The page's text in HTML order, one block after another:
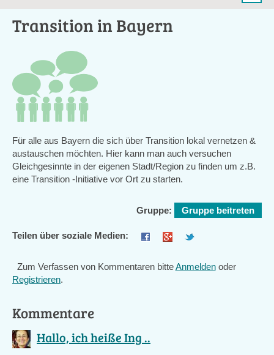
Transition in Bayern
Für alle aus Bayern die sich über Transition lokal vernetzen &
austauschen möchten. Hier kann man auch versuchen
Gleichgesinnte in der eigenen Stadt/Region zu finden um z.B.
eine Transition -Initiative vor Ort zu starten.
Gruppe: Gruppe beitreten
Teilen über soziale Medien:
Zum Verfassen von Kommentaren bitteAnmeldenoder
Registrieren.
Kommentare
Hallo, ich heiße Ing ..